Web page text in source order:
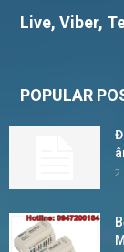
Live, Viber,
POPULAR
2